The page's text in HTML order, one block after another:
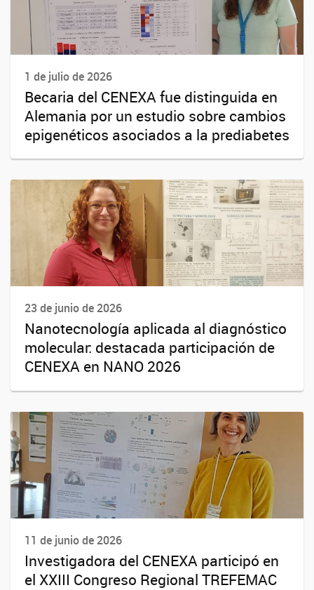
1 de julio de 2026
Becaria del CENEXA fue distinguida en
Alemania por un estudio sobre cambios
epigenéticos asociados a la prediabetes
23 de junio de 2026
Nanotecnología aplicada al diagnóstico
molecular: destacada participación de
CENEXA en NANO 2026
11 de junio de 2026
Investigadora del CENEXA participó en
el XXIII Congreso Regional TREFEMAC